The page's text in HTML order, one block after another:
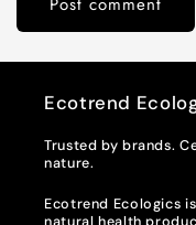
Ecotrend
Trusted by brands.
nature.
Ecotrend Ecologics